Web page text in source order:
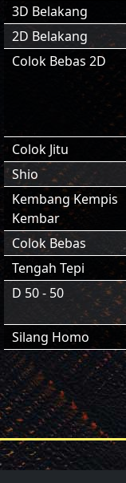
3D Belakang
2D Belakang
Colok Bebas 2D
Colok Jitu
Shio
Kembang Kempis
Kembar
Colok Bebas
Tengah Tepi
D 50 - 50
Silang Homo